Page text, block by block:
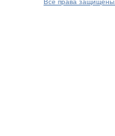
Все права защищены.